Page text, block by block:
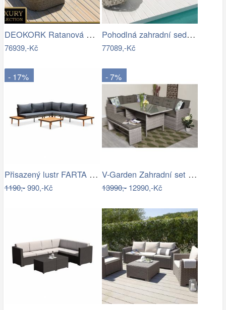
DEOKORK Ratanová modulová sestava…
76939,-Kč
Pohodlná zahradní sedací souprava - IKT
77089,-Kč
- 17%
Přisazený lustr FARTA 5xE27/60W/230V…
1190,-990,-Kč
- 7%
V-Garden Zahradní set TUNIS SET 6
13990,-12990,-Kč